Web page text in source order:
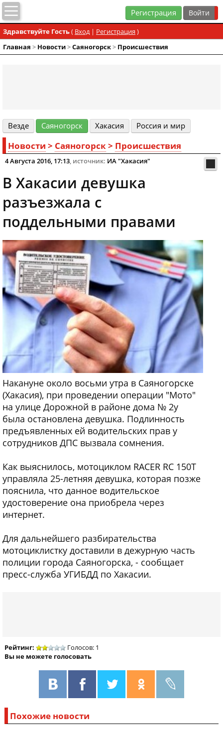
Регистрация
Здравствуйте Гость( Вход| Регистрация )
Главная > Новости>Cаяногорск> Происшествия
Везде Cаяногорск Хакасия Россия и мир
Новости > Cаяногорск> Происшествия
4 Августа 2016, 17:13, источник: ИА "Хакасия"
В Хакасии девушка
разъезжала с
поддельными правами
Накануне около восьми утра в Саяногорске
(Хакасия), при проведении операции "Мото"
на улице Дорожной в районе дома № 2у
была остановлена девушка. Подлинность
предъявленных ей водительских прав у
сотрудников ДПС вызвала сомнения.
Как выяснилось, мотоциклом RACER RC 150T
управляла 25-летняя девушка, которая позже
пояснила, что данное водительское
удостоверение она приобрела через
интернет.
Для дальнейшего разбирательства
мотоциклистку доставили в дежурную часть
полиции города Саяногорска, - сообщает
пресс-служба УГИБДД по Хакасии.
Рейтинг:
Голосов: 1
Вы не можете голосовать
Похожие новости